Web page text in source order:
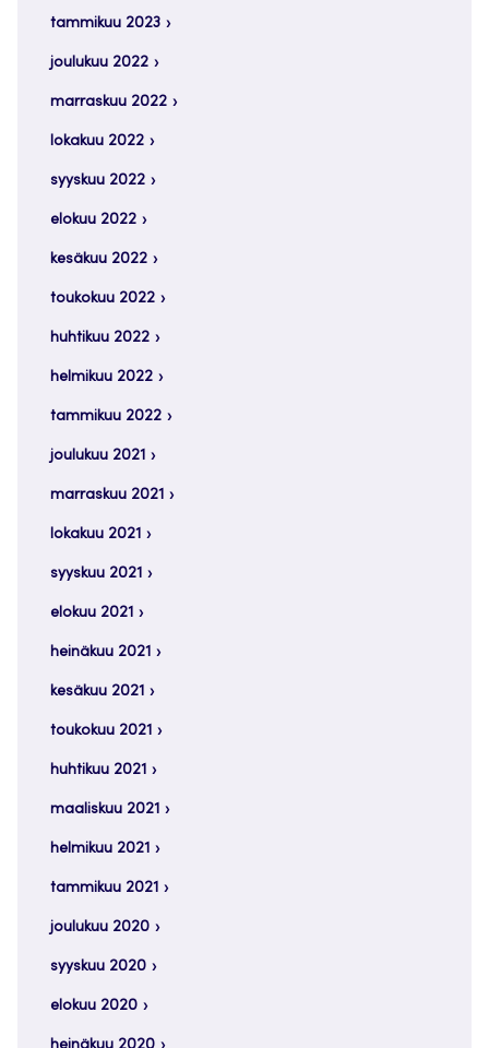
tammikuu 2023
joulukuu 2022
marraskuu 2022
lokakuu 2022
syyskuu 2022
elokuu 2022
kesäkuu 2022
toukokuu 2022
huhtikuu 2022
helmikuu 2022
tammikuu 2022
joulukuu 2021
marraskuu 2021
lokakuu 2021
syyskuu 2021
elokuu 2021
heinäkuu 2021
kesäkuu 2021
toukokuu 2021
huhtikuu 2021
maaliskuu 2021
helmikuu 2021
tammikuu 2021
joulukuu 2020
syyskuu 2020
elokuu 2020